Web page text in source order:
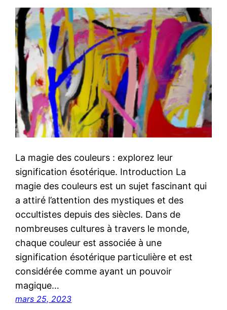
La magie des couleurs : explorez leur
signification ésotérique. Introduction La
magie des couleurs est un sujet fascinant qui
a attiré l’attention des mystiques et des
occultistes depuis des siècles. Dans de
nombreuses cultures à travers le monde,
chaque couleur est associée à une
signification ésotérique particulière et est
considérée comme ayant un pouvoir
magique…
mars 25, 2023